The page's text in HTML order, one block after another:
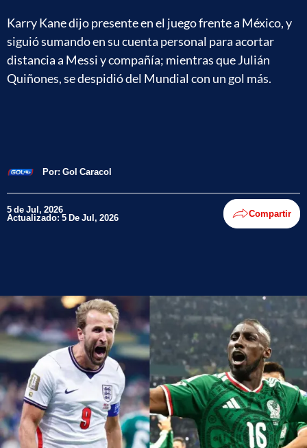
Karry Kane dijo presente en el juego frente a México, y
siguió sumando en su cuenta personal para acortar
distancia a Messi y compañía; mientras que Julián
Quiñones, se despidió del Mundial con un gol más.
Por: Gol Caracol
5 de Jul, 2026
Actualizado: 5 De Jul, 2026 Compartir